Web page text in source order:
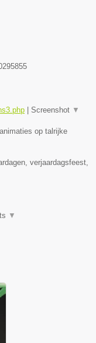
Screenshot ▼
op talrijke
verjaardagsfeest,
▼